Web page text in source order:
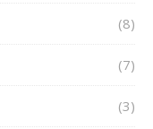
(8)
(7)
(3)